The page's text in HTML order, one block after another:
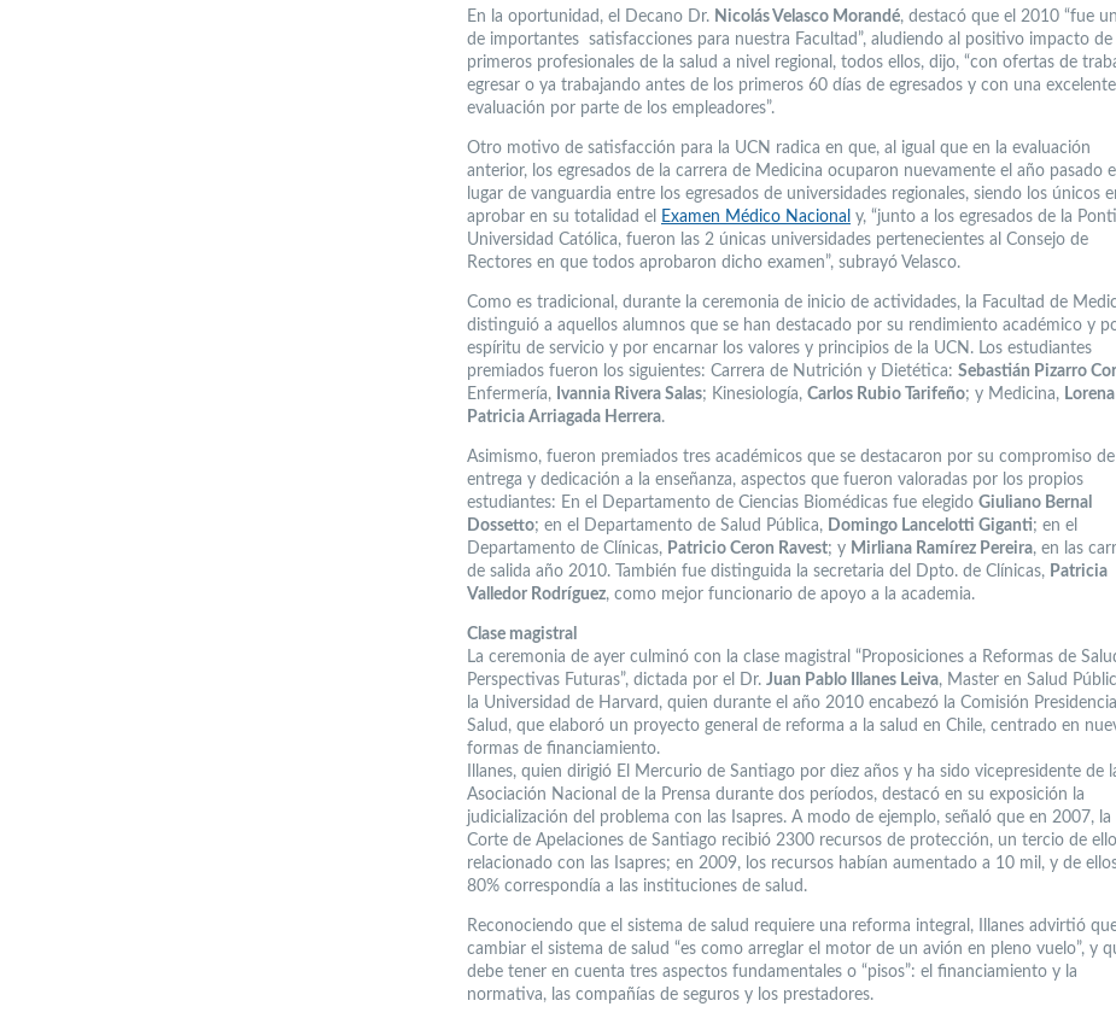
En la oportunidad, el Decano Dr. Nicolás Velasco Morandé, destacó que el 2010 “fue
de importantes satisfacciones para nuestra Facultad”, aludiendo al positivo impacto de
primeros profesionales de la salud a nivel regional, todos ellos, dijo, “con ofertas de
egresar o ya trabajando antes de los primeros 60 días de egresados y con una excelente
evaluación por parte de los empleadores”.
Otro motivo de satisfacción para la UCN radica en que, al igual que en la evaluación
anterior, los egresados de la carrera de Medicina ocuparon nuevamente el año pasado el
lugar de vanguardia entre los egresados de universidades regionales, siendo los únicos
aprobar en su totalidad el
Examen Médico Nacional y, “junto a los egresados de la
Universidad Católica, fueron las 2 únicas universidades pertenecientes al Consejo de
Rectores en que todos aprobaron dicho examen”, subrayó Velasco.
Como es tradicional, durante la ceremonia de inicio de actividades, la Facultad de
distinguió a aquellos alumnos que se han destacado por su rendimiento académico y
espíritu de servicio y por encarnar los valores y principios de la UCN. Los estudiantes
premiados fueron los siguientes: Carrera de Nutrición y Dietética: Sebastián Pizarro
Enfermería, Ivannia Rivera Salas; Kinesiología, Carlos Rubio Tarifeño; y Medicina, Lorena
Patricia Arriagada Herrera.
Asimismo, fueron premiados tres académicos que se destacaron por su compromiso de
entrega y dedicación a la enseñanza, aspectos que fueron valoradas por los propios
estudiantes: En el Departamento de Ciencias Biomédicas fue elegido Giuliano Bernal
Dossetto; en el Departamento de Salud Pública, Domingo Lancelotti Giganti; en el
Departamento de Clínicas, Patricio Ceron Ravest; y Mirliana Ramírez Pereira, en las
de salida año 2010. También fue distinguida la secretaria del Dpto. de Clínicas, Patricia
Valledor Rodríguez, como mejor funcionario de apoyo a la academia.
Clase magistral
La ceremonia de ayer culminó con la clase magistral “Proposiciones a Reformas de
Perspectivas Futuras”, dictada por el Dr. Juan Pablo Illanes Leiva, Master en Salud
la Universidad de Harvard, quien durante el año 2010 encabezó la Comisión
Salud, que elaboró un proyecto general de reforma a la salud en Chile, centrado en
formas de financiamiento.
Illanes, quien dirigió El Mercurio de Santiago por diez años y ha sido vicepresidente de
Asociación Nacional de la Prensa durante dos períodos, destacó en su exposición la
judicialización del problema con las Isapres. A modo de ejemplo, señaló que en 2007, la
Corte de Apelaciones de Santiago recibió 2300 recursos de protección, un tercio de
relacionado con las Isapres; en 2009, los recursos habían aumentado a 10 mil, y de
80% correspondía a las instituciones de salud.
Reconociendo que el sistema de salud requiere una reforma integral, Illanes advirtió
cambiar el sistema de salud “es como arreglar el motor de un avión en pleno vuelo”, y
debe tener en cuenta tres aspectos fundamentales o “pisos”: el financiamiento y la
normativa, las compañías de seguros y los prestadores.